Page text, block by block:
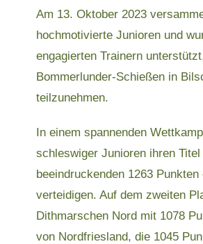
Am 13. Oktober 2023
hochmotivierte Junioren und
engagierten Trainern
Bommerlunder-Schießen in
teilzunehmen.
In einem spannenden
schleswiger Junioren ihren
beeindruckenden 1263
verteidigen. Auf dem zweiten
Dithmarschen Nord mit 1078
von Nordfriesland, die 1045